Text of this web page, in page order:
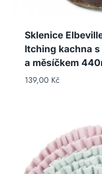
Sklenice
Itching kachna
a měsíčkem
139,00 Kč